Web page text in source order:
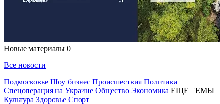
Новые материалы 0
Все новости
Подмосковье Шоу-бизнес Происшествия Политика
Спецоперация на Украине Общество Экономика ЕЩЕ ТЕМЫ
Культура Здоровье Спорт